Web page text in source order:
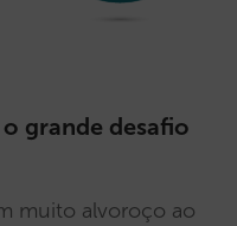
grande desafio
muito alvoroço ao